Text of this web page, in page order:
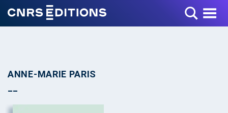
Toggle Menu
ANNE-MARIE PARIS